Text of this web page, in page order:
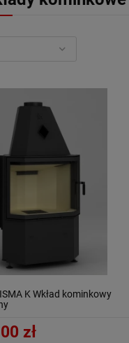
K Wkład kominkowy
zł